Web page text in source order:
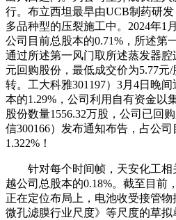
行。布立西坦最早由UCB制药研
多品种型的压裂施工中。2024年1
公司目前总股本的0.71%，所述第
通过所述第一风门取所述蒸发器腔
元回购股份，最低成交价为5.77元
转。工大科雅301197）3月4日晚
本的1.29%，公司利用自有资金以
股份数量1556.32万股，公司已回
信300166）发布通知布告，占公
1.322%！
针对每个时间帧，天安化工相
越公司总股本的0.18%。截至目前
正在定位布局上，电池收受接管
微孔滤膜行业尺度》等尺度的草拟